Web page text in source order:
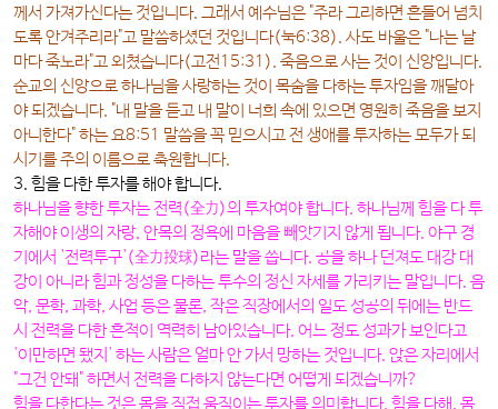
께서 가져가신다는 것입니다. 그래서 예수님은 "주라 그리하면 흔들어 넘치
도록 안겨주리라"고 말씀하셨던 것입니다(눅6:38). 사도 바울은 "나는 날
마다 죽노라"고 외쳤습니다(고전15:31). 죽음으로 사는 것이 신앙입니다.
순교의 신앙으로 하나님을 사랑하는 것이 목숨을 다하는 투자임을 깨달아
야 되겠습니다. "내 말을 듣고 내 말이 너희 속에 있으면 영원히 죽음을 보지
아니한다" 하는 요8:51 말씀을 꼭 믿으시고 전 생애를 투자하는 모두가 되
시기를 주의 이름으로 축원합니다.
3. 힘을 다한 투자를 해야 합니다.
하나님을 향한 투자는전력(全力)의 투자여야 합니다. 하나님께 힘을 다 투
자해야 이생의 자랑, 안목의 정욕에 마음을 빼앗기지 않게 됩니다. 야구 경
기에서 '전력투구'(全力投球)라는 말을 씁니다. 공을 하나 던져도 대강 대
강이 아니라 힘과 정성을 다하는 투수의 정신 자세를 가리키는 말입니다. 음
악, 문학, 과학, 사업 등은 물론, 작은 직장에서의 일도 성공의 뒤에는 반드
시 전력을 다한 흔적이 역력히 남아있습니다. 어느 정도 성과가 보인다고
'이만하면 됐지' 하는 사람은 얼마 안 가서 망하는 것입니다. 앉은 자리에서
"그건 안돼" 하면서 전력을 다하지 않는다면 어떻게 되겠습니까?
힘을 다한다는 것은 몸을 직접 움직이는 투자를 의미합니다. 힘을 다해, 몸